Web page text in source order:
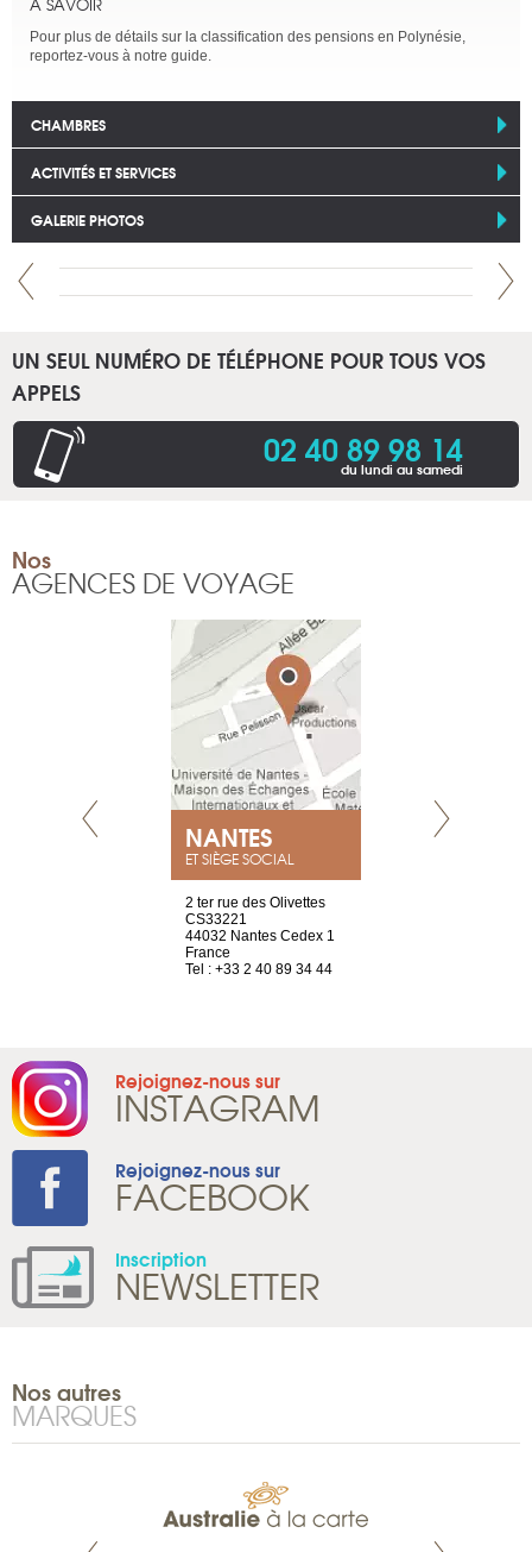
Pour plus de détails sur la classification des pensions en Polynésie,
reportez-vous à notre guide.
CHAMBRES
ACTIVITÉS ET SERVICES
GALERIE PHOTOS
UN SEUL NUMÉRO DE TÉLÉPHONE POUR TOUS VOS
APPELS
02 40 89 98 14
du lundi au samedi
Nos
AGENCES DE VOYAGE
NANTES
ET SIÈGE SOCIAL
2 ter rue des Olivettes
CS33221
44032 Nantes Cedex 1
France
Tel : +33 2 40 89 34 44
Rejoignez-nous sur
INSTAGRAM
Rejoignez-nous sur
FACEBOOK
Inscription
NEWSLETTER
Nos autres
MARQUES